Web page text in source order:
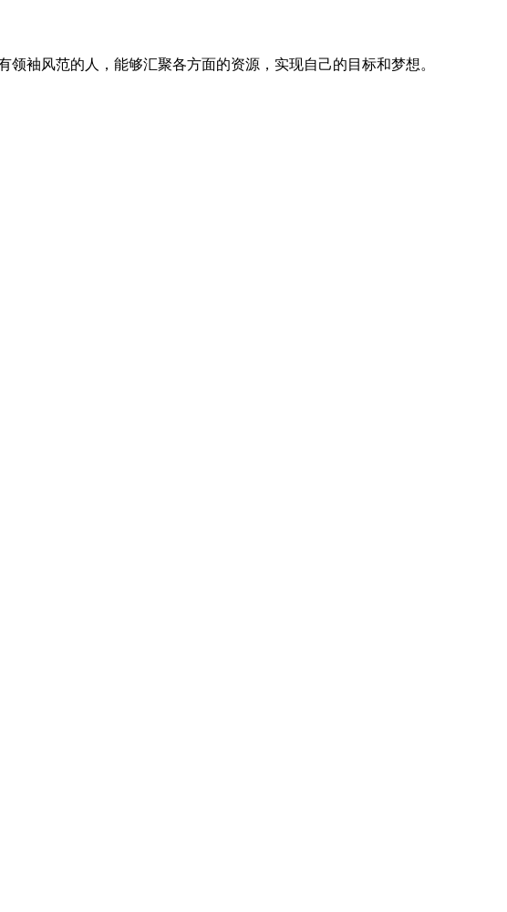
袖风范的人，能够汇聚各方面的资源，实现自己的目标和梦想。